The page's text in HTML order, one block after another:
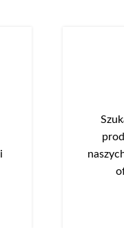
akrylowy.
elementem